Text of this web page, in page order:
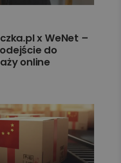
x WeNet –
do
online